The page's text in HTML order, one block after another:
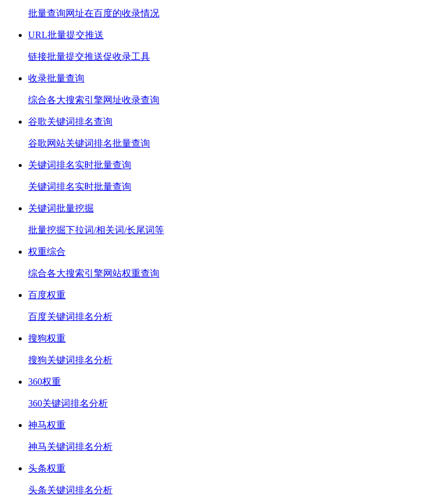
批量查询网址在百度的收录情况
URL批量提交推送
链接批量提交推送促收录工具
收录批量查询
综合各大搜索引擎网址收录查询
谷歌关键词排名查询
谷歌网站关键词排名批量查询
关键词排名实时批量查询
关键词排名实时批量查询
关键词批量挖掘
批量挖掘下拉词/相关词/长尾词等
权重综合
综合各大搜索引擎网站权重查询
百度权重
百度关键词排名分析
搜狗权重
搜狗关键词排名分析
360权重
360关键词排名分析
神马权重
神马关键词排名分析
头条权重
头条关键词排名分析